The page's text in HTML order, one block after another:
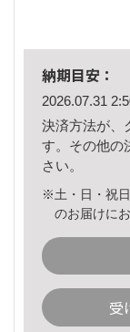
納期目安：
2026.07.31
決済方法が、
す。その他の
さい。
※土・日・祝
のお届けに
受